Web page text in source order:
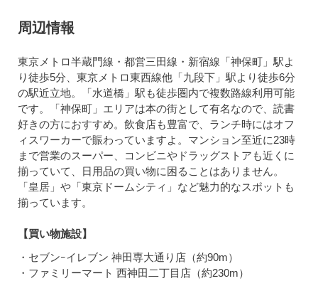
周辺情報
東京メトロ半蔵門線・都営三田線・新宿線「神保町」駅よ
り徒歩5分、東京メトロ東西線他「九段下」駅より徒歩6分
の駅近立地。「水道橋」駅も徒歩圏内で複数路線利用可能
です。「神保町」エリアは本の街として有名なので、読書
好きの方におすすめ。飲食店も豊富で、ランチ時にはオフ
ィスワーカーで賑わっていますよ。マンション至近に23時
まで営業のスーパー、コンビニやドラッグストアも近くに
揃っていて、日用品の買い物に困ることはありません。
「皇居」や「東京ドームシティ」など魅力的なスポットも
揃っています。
【買い物施設】
・セブンｰイレブン 神田専大通り店（約90m）
・ファミリーマート 西神田二丁目店（約230m）